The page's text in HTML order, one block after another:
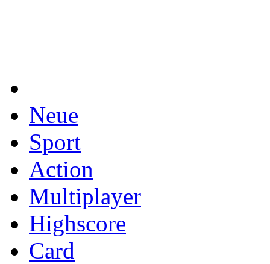
Neue
Sport
Action
Multiplayer
Highscore
Card